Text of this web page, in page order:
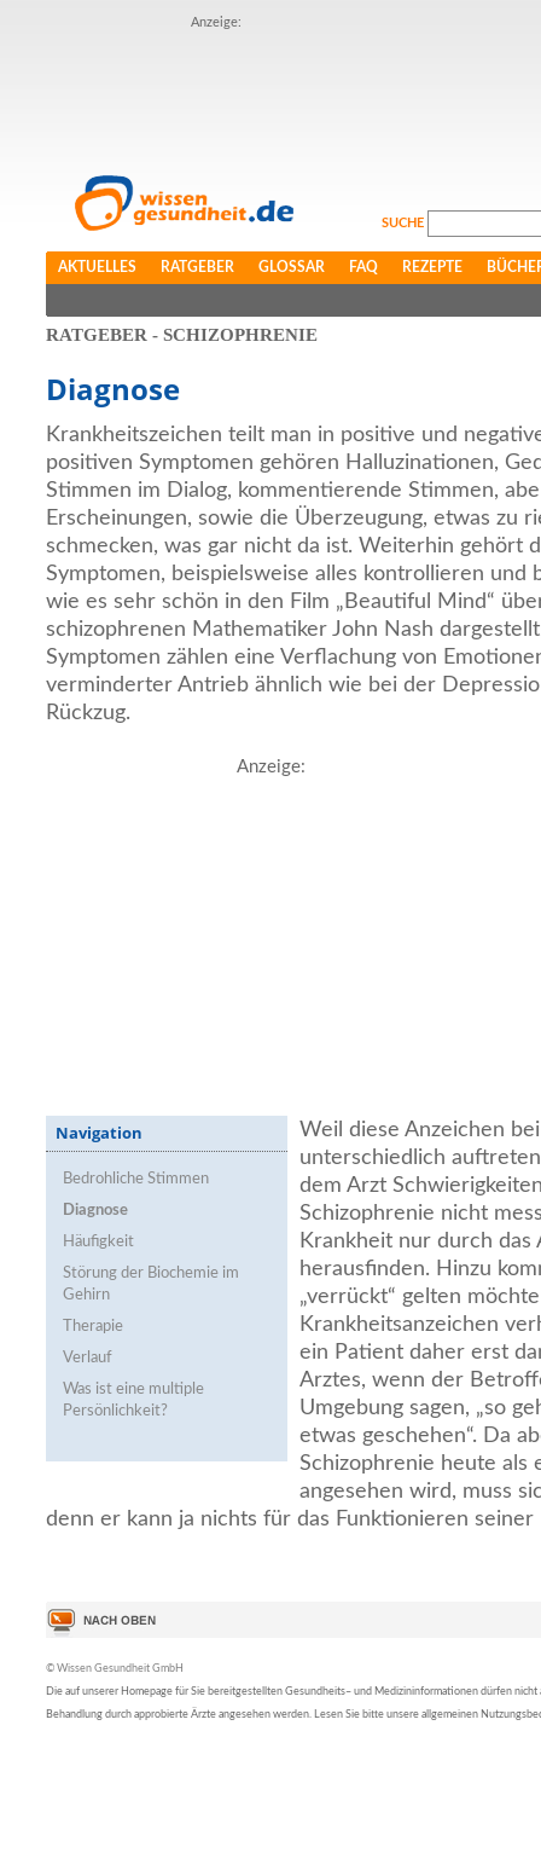
Anzeige:
SUCHE
AKTUELLES RATGEBER GLOSSAR FAQ REZEPTE
RATGEBER - SCHIZOPHRENIE
Diagnose
Krankheitszeichen teilt man in positive und
positiven Symptomen gehören Halluzinationen,
Stimmen im Dialog, kommentierende Stimmen,
Erscheinungen, sowie die Überzeugung, etwas zu
schmecken, was gar nicht da ist. Weiterhin gehört
Symptomen, beispielsweise alles kontrollieren und
wie es sehr schön in den Film „Beautiful Mind“
schizophrenen Mathematiker John Nash
Symptomen zählen eine Verflachung von
verminderter Antrieb ähnlich wie bei der
Rückzug.
Anzeige:
Navigation
Bedrohliche Stimmen
Diagnose
Häufigkeit
Störung der Biochemie im
Gehirn
Therapie
Verlauf
Was ist eine multiple
Persönlichkeit?
Weil diese Anzeichen
unterschiedlich
dem Arzt
Schizophrenie nicht
Krankheit nur durch das
herausfinden. Hinzu
„verrückt“ gelten
Krankheitsanzeichen
ein Patient daher erst
Arztes, wenn der
Umgebung sagen, „so
etwas geschehen“. Da
Schizophrenie heute als
angesehen wird, muss
denn er kann ja nichts für das Funktionieren
© Wissen Gesundheit GmbH
Die auf unserer Homepage für Sie bereitgestellten Gesundheits– und Medizininformationen dürfen nicht
Behandlung durch approbierte Ärzte angesehen werden. Lesen Sie bitte unsere allgemeinen